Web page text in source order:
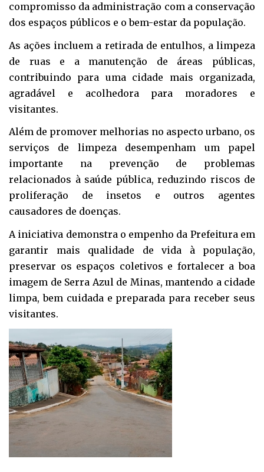
compromisso da administração com a conservação
dos espaços públicos e o bem-estar da população.
As ações incluem a retirada de entulhos, a limpeza
de ruas e a manutenção de áreas públicas,
contribuindo para uma cidade mais organizada,
agradável e acolhedora para moradores e
visitantes.
Além de promover melhorias no aspecto urbano, os
serviços de limpeza desempenham um papel
importante na prevenção de problemas
relacionados à saúde pública, reduzindo riscos de
proliferação de insetos e outros agentes
causadores de doenças.
A iniciativa demonstra o empenho da Prefeitura em
garantir mais qualidade de vida à população,
preservar os espaços coletivos e fortalecer a boa
imagem de Serra Azul de Minas, mantendo a cidade
limpa, bem cuidada e preparada para receber seus
visitantes.